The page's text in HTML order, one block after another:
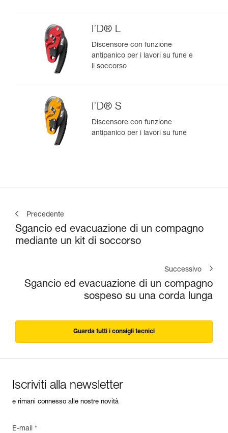
I’D® L
Discensore con funzione
antipanico per i lavori su fune e
il soccorso
I’D® S
Discensore con funzione
antipanico per i lavori su fune
Precedente
Sgancio ed evacuazione di un compagno
mediante un kit di soccorso
Successivo
Sgancio ed evacuazione di un compagno
sospeso su una corda lunga
Guarda tutti i consigli tecnici
Iscriviti alla newsletter
e rimani connesso alle nostre novità
E-mail *